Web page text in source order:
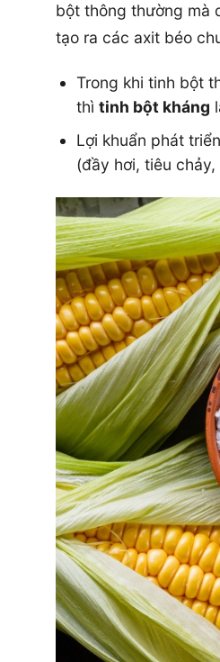
bột thông thường mà
tạo ra các axit béo
Trong khi tinh bột
thì tinh bột kháng
Lợi khuẩn phát
(đầy hơi, tiêu chảy,